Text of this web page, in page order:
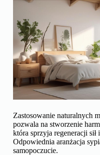
Zastosowanie naturalnych
pozwala na stworzenie
która sprzyja regeneracji
Odpowiednia aranżacja
samopoczucie.